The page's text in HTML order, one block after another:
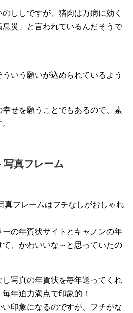
ししですが、猪肉は万病に効く
息災」と言われているんだそうで
いう願いが込められているよう
せを願うことでもあるので、素
写真フレーム
真フレームはフチなしがおしゃれ
の年賀状サイトとキャノンの年
、かわいいな～と思っていたの
し写真の年賀状を毎年送ってくれ
年迫力満点で印象的！
印象になるのですが、フチがな